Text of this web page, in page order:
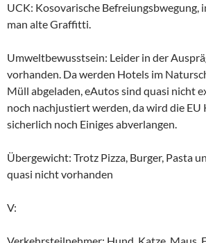
UCK: Kosovarische Befreiungsbwegung,
man alte Graffitti.
Umweltbewusstsein: Leider in der
vorhanden. Da werden Hotels im
Müll abgeladen, eAutos sind quasi nicht
noch nachjustiert werden, da wird die EU
sicherlich noch Einiges abverlangen.
Übergewicht: Trotz Pizza, Burger, Pasta
quasi nicht vorhanden
V: